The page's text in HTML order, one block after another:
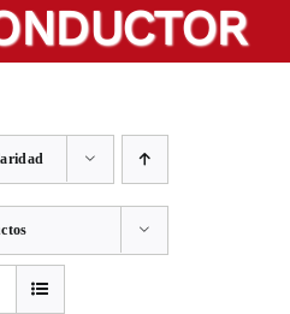
PRODUCTOS
SECTORES
LOCALIZACIÓN